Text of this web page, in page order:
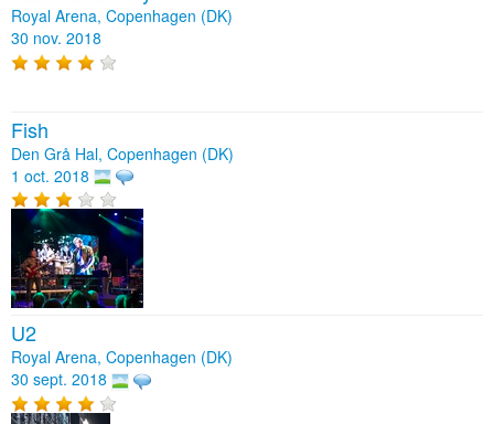
Royal Arena, Copenhagen (DK)
30 nov. 2018
Fish
Den Grå Hal, Copenhagen (DK)
1 oct. 2018
U2
Royal Arena, Copenhagen (DK)
30 sept. 2018